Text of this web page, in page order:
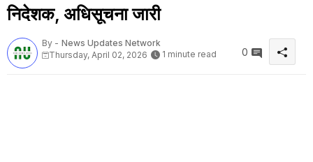
निदेशक, अधिसूचना जारी
By - News Updates Network
Thursday, April 02, 2026
1 minute read 0